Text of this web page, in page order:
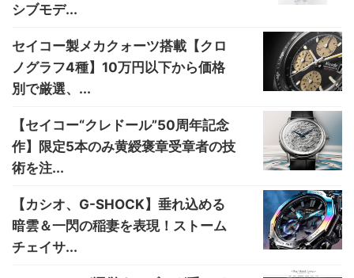
シブモデ...
セイコー製メカクォーツ搭載【クロ
ノグラフ4種】10万円以下から価格
別で厳選、...
【セイコー“クレドール”50周年記念
作】限定5本のみ黄綬褒章受章者の技
術を注...
【カシオ、G-SHOCK】垂れ込める
暗雲＆一閃の稲妻を表現！ストーム
チェイサ...